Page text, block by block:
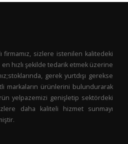
firmamız, sizlere istenilen kalitedeki
hızlı şekilde tedarik etmek üzerine
gerek yurtdışı gerekse
markaların ürünlerini bulundurarak
yelpazemizi genişletip sektördeki
daha kaliteli hizmet sunmayı